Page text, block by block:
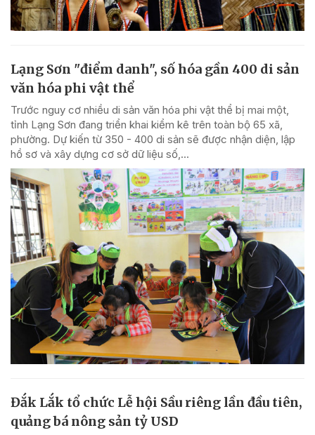
Lạng Sơn "điểm danh", số hóa gần 400 di sản
văn hóa phi vật thể
Trước nguy cơ nhiều di sản văn hóa phi vật thể bị mai một,
tỉnh Lạng Sơn đang triển khai kiểm kê trên toàn bộ 65 xã,
phường. Dự kiến từ 350 - 400 di sản sẽ được nhận diện, lập
hồ sơ và xây dựng cơ sở dữ liệu số,...
Đắk Lắk tổ chức Lễ hội Sầu riêng lần đầu tiên,
quảng bá nông sản tỷ USD